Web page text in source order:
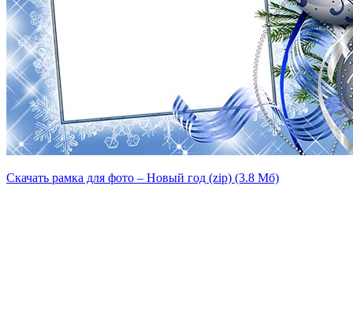
Скачать рамка для фото – Новый год (zip) (3.8 Мб)